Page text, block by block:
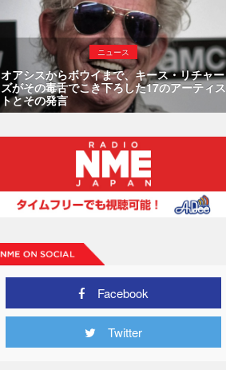
ニュース
オアシスからボウイまで、キース・リチャー
ズがその毒舌でこき下ろした17のアーティス
トとその発言
Facebook
Twitter